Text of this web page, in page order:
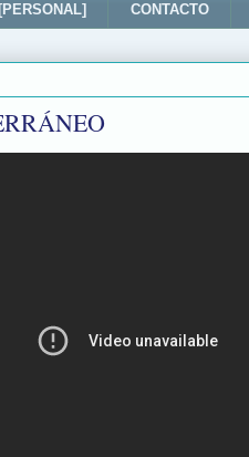
[PERSONAL] CONTACTO